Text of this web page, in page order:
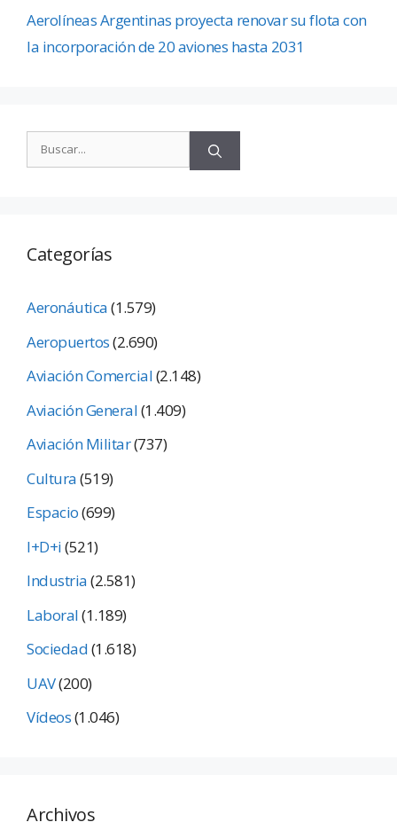
Aerolíneas Argentinas proyecta renovar su flota con
la incorporación de 20 aviones hasta 2031
Categorías
Aeronáutica(1.579)
Aeropuertos(2.690)
Aviación Comercial(2.148)
Aviación General(1.409)
Aviación Militar(737)
Cultura(519)
Espacio(699)
I+D+i(521)
Industria(2.581)
Laboral(1.189)
Sociedad(1.618)
UAV(200)
Vídeos(1.046)
Archivos